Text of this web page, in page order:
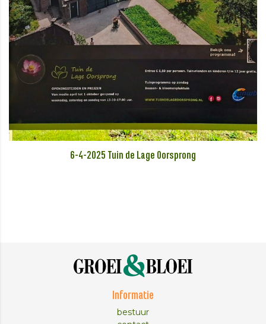
6-4-2025 Tuin de Lage Oorsprong
Informatie
bestuur